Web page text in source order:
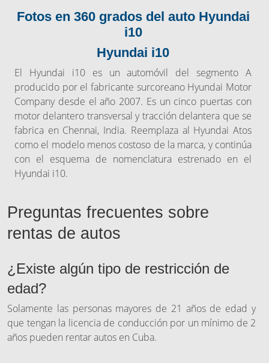
Fotos en 360 grados del auto Hyundai
i10
Hyundai i10
El Hyundai i10 es un automóvil del segmento A
producido por el fabricante surcoreano Hyundai Motor
Company desde el año 2007. Es un cinco puertas con
motor delantero transversal y tracción delantera que se
fabrica en Chennai, India. Reemplaza al Hyundai Atos
como el modelo menos costoso de la marca, y continúa
con el esquema de nomenclatura estrenado en el
Hyundai i10.
Preguntas frecuentes sobre
rentas de autos
¿Existe algún tipo de restricción de
edad?
Solamente las personas mayores de 21 años de edad y
que tengan la licencia de conducción por un mínimo de 2
años pueden rentar autos en Cuba.